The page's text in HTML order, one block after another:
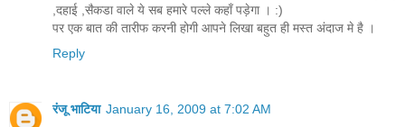
,दहाई ,सैकडा वाले ये सब हमारे पल्ले कहाँ पड़ेगा । :)
पर एक बात की तारीफ करनी होगी आपने लिखा बहुत ही मस्त अंदाज मे है ।
Reply
रंजू भाटिया January 16, 2009 at 7:02 AM